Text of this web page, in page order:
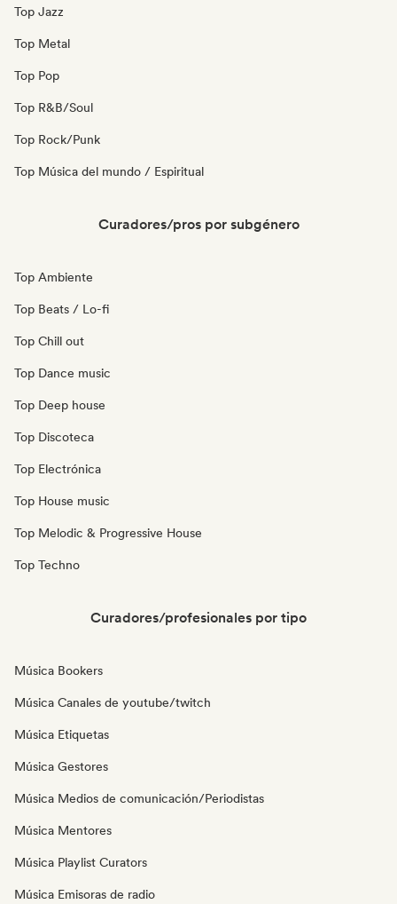
Top Jazz
Top Metal
Top Pop
Top R&B/Soul
Top Rock/Punk
Top Música del mundo / Espiritual
Curadores/pros por subgénero
Top Ambiente
Top Beats / Lo-fi
Top Chill out
Top Dance music
Top Deep house
Top Discoteca
Top Electrónica
Top House music
Top Melodic & Progressive House
Top Techno
Curadores/profesionales por tipo
Música Bookers
Música Canales de youtube/twitch
Música Etiquetas
Música Gestores
Música Medios de comunicación/Periodistas
Música Mentores
Música Playlist Curators
Música Emisoras de radio